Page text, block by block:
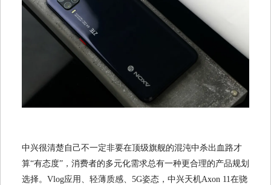
中兴很清楚自己不一定非要在顶级旗舰的混沌中杀出血路才
算“有态度”，消费者的多元化需求总有一种更合理的产品规划
选择。Vlog应用、轻薄质感、5G姿态，中兴天机Axon 11在骁